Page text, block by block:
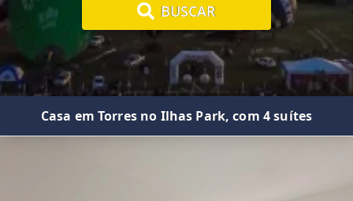
BUSCAR
Casa em Torres no Ilhas Park, com 4 suítes